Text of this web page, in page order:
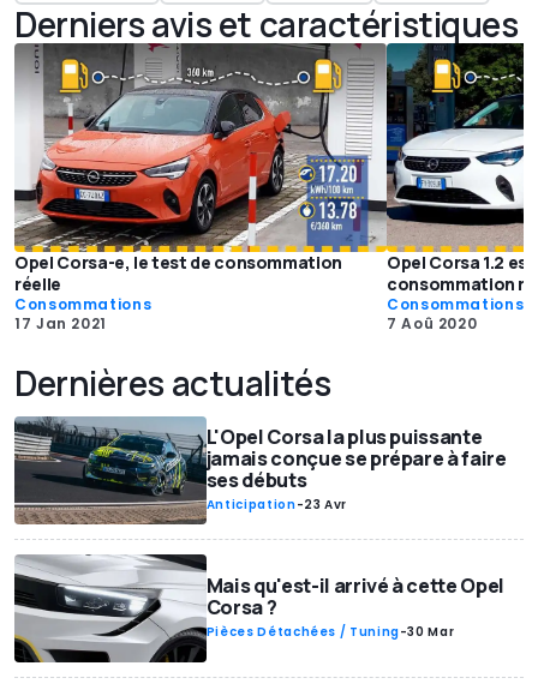
Derniers avis et caractéristiques
Opel Corsa-e, le test de consommation
réelle
Consommations
17 Jan 2021
Opel Corsa 1.2
consommation
Consommations
7 Aoû 2020
Dernières actualités
L'Opel Corsa la plus puissante
jamais conçue se prépare à faire
ses débuts
Anticipation-23 Avr
Mais qu'est-il arrivé à cette Opel
Corsa ?
Pièces Détachées / Tuning-30 Mar